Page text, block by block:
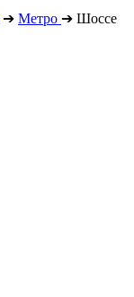
➔ Метро ➔ Шоссе